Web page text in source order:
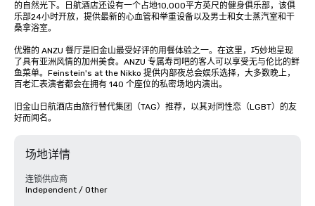
的自然光下。日航酒店还设有一个占地10,000平方英尺的健身俱乐部，该俱
乐部24小时开放，提供最新的心血管和举重设备以及男士和女士蒸汽室和干
桑拿浴室。
优雅的 ANZU 餐厅是旧金山最受好评的用餐体验之一。在这里，巧妙地呈现
了具有亚洲风情的加州美食。ANZU 专属寿司吧的客人可以享受无与伦比的鲜
鱼菜单。Feinstein's at the Nikko 提供内部夜总会娱乐选择，大多数晚上，
百老汇表演者都会在拥有 140 个座位的私密场地内演出。
旧金山日航酒店由旅行替代集团（TAG）推荐，以其对同性恋（LGBT）的友
好而闻名。
场地详情
连锁供应商
Independent / Other